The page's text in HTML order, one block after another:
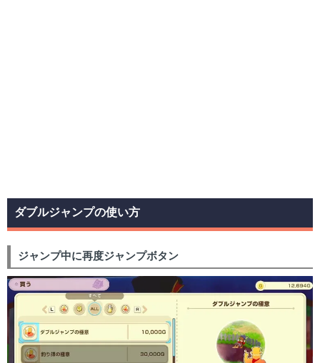
ダブルジャンプの使い方
ジャンプ中に再度ジャンプボタン